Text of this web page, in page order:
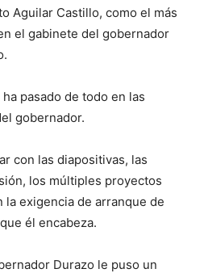
Aguilar Castillo, como el más
el gabinete del gobernador
pasado de todo en las
gobernador.
con las diapositivas, las
los múltiples proyectos
la exigencia de arranque de
él encabeza.
Durazo le puso un